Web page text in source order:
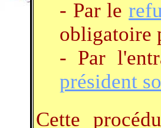
- Par le
obligatoire
- Par
président
Cette